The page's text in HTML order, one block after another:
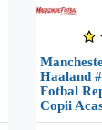
Haaland
Fotbal
Copii